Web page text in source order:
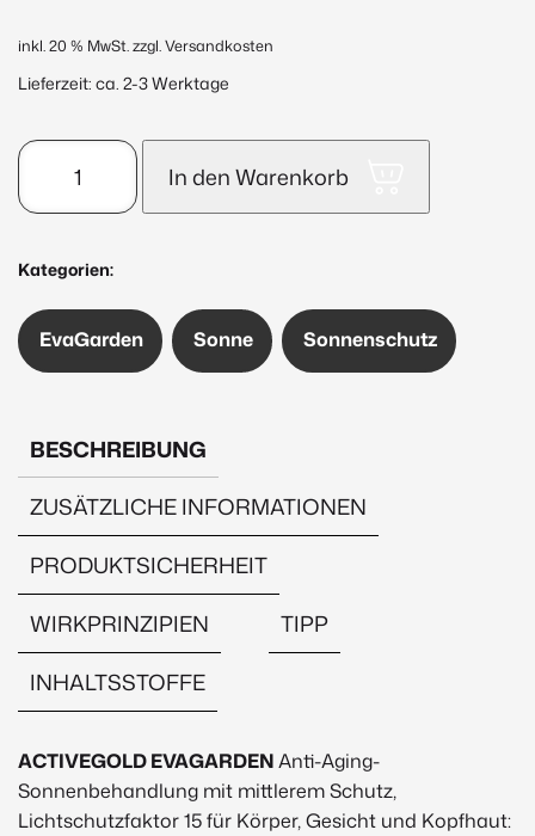
inkl. 20 % MwSt.zzgl. Versandkosten
Lieferzeit: ca. 2-3 Werktage
ACTIVEGOLD
AntiAge
Sun
Care
SPF15
150ml
Menge
In den Warenkorb
Kategorien:
EvaGarden Sonne Sonnenschutz
BESCHREIBUNG
ZUSÄTZLICHE INFORMATIONEN
PRODUKTSICHERHEIT
WIRKPRINZIPIEN
TIPP
INHALTSSTOFFE
Beschreibung
ACTIVEGOLD EVAGARDENAnti-Aging-
Sonnenbehandlung mit mittlerem Schutz,
Lichtschutzfaktor 15 für Körper, Gesicht und Kopfhaut: